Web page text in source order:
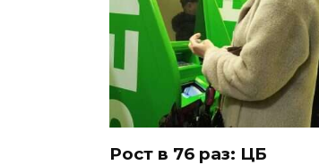
Рост в 76 раз: ЦБ